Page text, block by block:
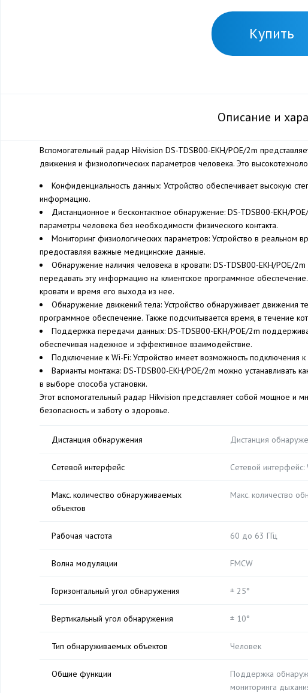
Купить
Описание и
Вспомогательный радар Hikvision DS-TDSB00-EKH/POE/2m
движения и физиологических параметров человека. Это
Конфиденциальность данных: Устройство обеспечивает высокую
информацию.
Дистанционное и бесконтактное обнаружение: DS-TDSB00-EKH/
параметры человека без необходимости физического контакта.
Мониторинг физиологических параметров: Устройство в реальном
предоставляя важные медицинские данные.
Обнаружение наличия человека в кровати: DS-TDSB00-EKH/POE/
передавать эту информацию на клиентское программное
кровати и время его выхода из нее.
Обнаружение движений тела: Устройство обнаруживает движения
программное обеспечение. Также подсчитывается время, в течение
Поддержка передачи данных: DS-TDSB00-EKH/POE/2m
обеспечивая надежное и эффективное взаимодействие.
Подключение к Wi-Fi: Устройство имеет возможность подключения
Варианты монтажа: DS-TDSB00-EKH/POE/2m можно устанавливать
в выборе способа установки.
Этот вспомогательный радар Hikvision представляет собой мощное и
безопасность и заботу о здоровье.
Дистанция обнаружения Дистанция
Сетевой интерфейс Сетевой
Макс. количество обнаруживаемых
объектов
Макс. количество
Рабочая частота 60 до 63 ГГц
Волна модуляции FMCW
Горизонтальный угол обнаружения ± 25°
Вертикальный угол обнаружения ± 10°
Тип обнаруживаемых объектов Человек
Общие функции
Поддержка
мониторинга